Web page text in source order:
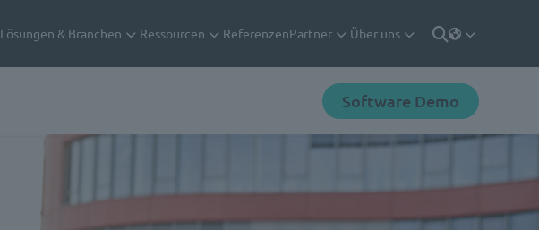
Lösungen & Branchen Ressourcen ReferenzenPartner Über uns Deutsch
Software Demo